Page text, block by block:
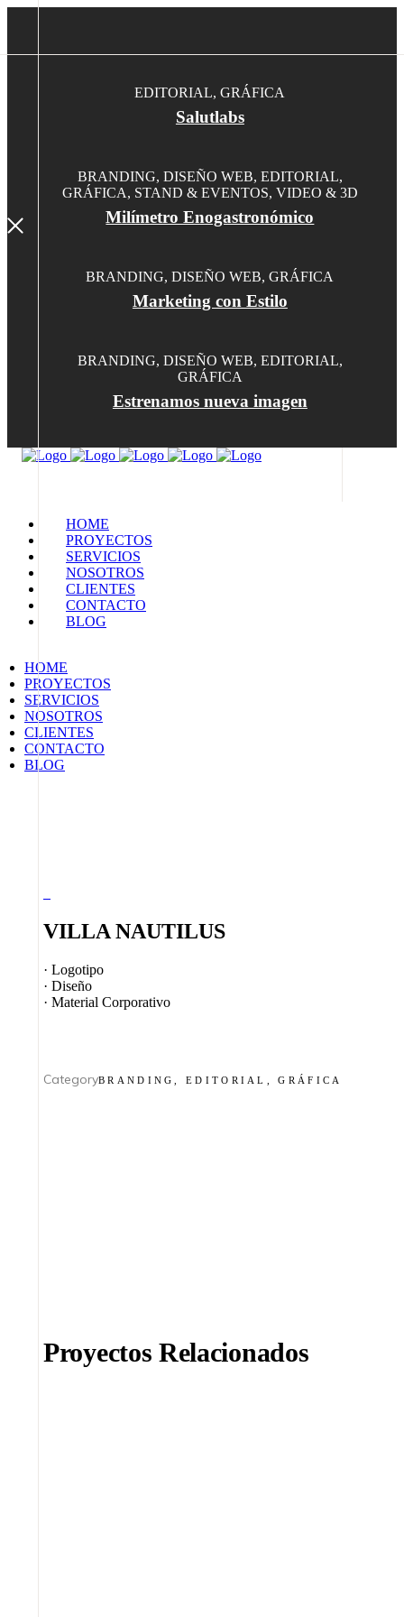
Salutlabs
EDITORIAL, GRÁFICA
Milímetro Enogastronómico
BRANDING, DISEÑO WEB, EDITORIAL,
GRÁFICA, STAND & EVENTOS, VIDEO & 3D
Marketing con Estilo
BRANDING, DISEÑO WEB, GRÁFICA
Estrenamos nueva imagen
BRANDING, DISEÑO WEB, EDITORIAL,
GRÁFICA
HOME
PROYECTOS
SERVICIOS
NOSOTROS
CLIENTES
CONTACTO
BLOG
HOME
PROYECTOS
SERVICIOS
NOSOTROS
CLIENTES
CONTACTO
BLOG
CategoryBRANDING, EDITORIAL, GRÁFICA
VILLA NAUTILUS
· Logotipo
· Diseño
· Material Corporativo
Proyectos Relacionados